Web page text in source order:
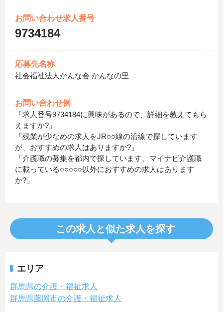
お問い合わせ求人番号
9734184
応募先名称
社会福祉法人かんな会 かんなの里
お問い合わせ例
「求人番号9734184に興味があるので、詳細を教えてもら
えますか?」
「残業が少なめの求人をJR○○線の沿線で探しています
が、おすすめの求人はありますか?」
「介護職の募集を都内で探しています。マイナビ介護職
に載っている○○○○○以外におすすめの求人はあります
か?」
この求人と似た求人を探す
エリア
群馬県の介護・福祉求人
群馬県藤岡市の介護・福祉求人